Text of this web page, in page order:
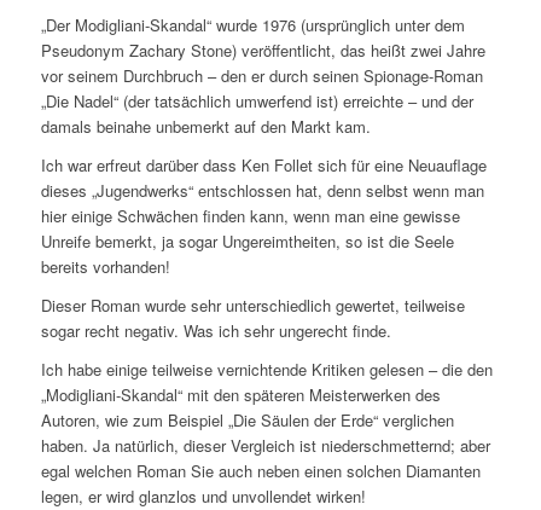
„Der Modigliani-Skandal“ wurde 1976 (ursprünglich unter dem
Pseudonym Zachary Stone) veröffentlicht, das heißt zwei Jahre
vor seinem Durchbruch – den er durch seinen Spionage-Roman
„Die Nadel“ (der tatsächlich umwerfend ist) erreichte – und der
damals beinahe unbemerkt auf den Markt kam.
Ich war erfreut darüber dass Ken Follet sich für eine Neuauflage
dieses „Jugendwerks“ entschlossen hat, denn selbst wenn man
hier einige Schwächen finden kann, wenn man eine gewisse
Unreife bemerkt, ja sogar Ungereimtheiten, so ist die Seele
bereits vorhanden!
Dieser Roman wurde sehr unterschiedlich gewertet, teilweise
sogar recht negativ. Was ich sehr ungerecht finde.
Ich habe einige teilweise vernichtende Kritiken gelesen – die den
„Modigliani-Skandal“ mit den späteren Meisterwerken des
Autoren, wie zum Beispiel „Die Säulen der Erde“ verglichen
haben. Ja natürlich, dieser Vergleich ist niederschmetternd; aber
egal welchen Roman Sie auch neben einen solchen Diamanten
legen, er wird glanzlos und unvollendet wirken!